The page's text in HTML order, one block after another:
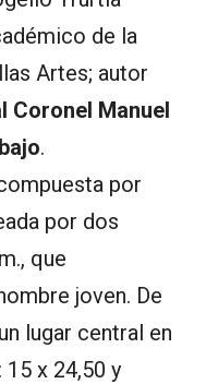
de la
Artes; autor
Coronel Manuel
.
por
por dos
que
joven. De
lugar central en
15 x 24,50 y